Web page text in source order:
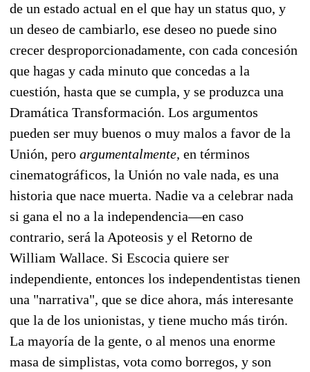
de un estado actual en el que hay un status quo, y
un deseo de cambiarlo, ese deseo no puede sino
crecer desproporcionadamente, con cada concesión
que hagas y cada minuto que concedas a la
cuestión, hasta que se cumpla, y se produzca una
Dramática Transformación. Los argumentos
pueden ser muy buenos o muy malos a favor de la
Unión, pero argumentalmente, en términos
cinematográficos, la Unión no vale nada, es una
historia que nace muerta. Nadie va a celebrar nada
si gana el no a la independencia—en caso
contrario, será la Apoteosis y el Retorno de
William Wallace. Si Escocia quiere ser
independiente, entonces los independentistas tienen
una "narrativa", que se dice ahora, más interesante
que la de los unionistas, y tiene mucho más tirón.
La mayoría de la gente, o al menos una enorme
masa de simplistas, vota como borregos, y son